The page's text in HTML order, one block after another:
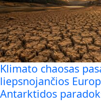
Klimato chaosas
liepsnojančios
Antarktidos